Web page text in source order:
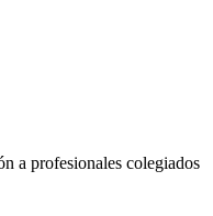
a profesionales colegiados